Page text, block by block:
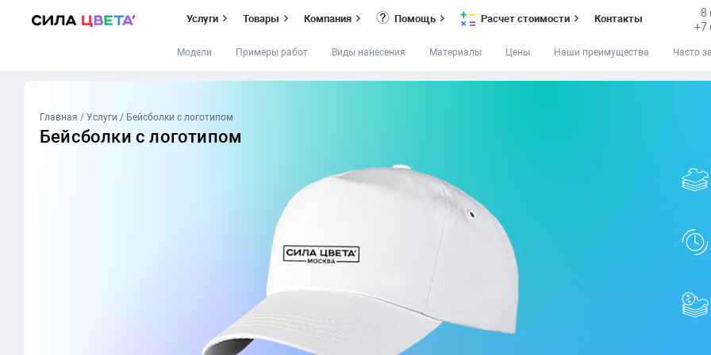
содержимому
Услуги Товары Компания Помощь Расчет стоимости Контакты
8
+7
Модели Примеры работ Виды нанесения Материалы Цены Наши преимущества Часто
Главная / Услуги / Бейсболки с логотипом
Бейсболки слоготипом